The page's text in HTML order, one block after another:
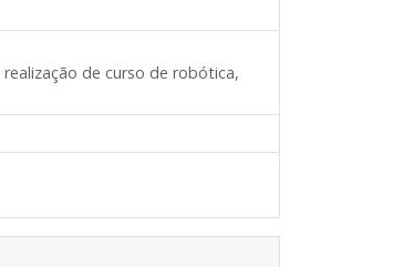
de curso de robótica,